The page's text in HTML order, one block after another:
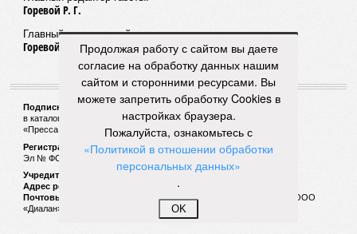
СЛУЧАЙНЫЕ СТАТЬИ
Угодили в яму
Сити-менеджер Чебоксар пристыдил строителей
Продолжая работу с сайтом вы даете
согласие на обработку данных нашим
сайтом и сторонними ресурсами. Вы
можете запретить обработку Cookies в
настройках браузера.
Пожалуйста, ознакомьтесь с
«Политикой в отношении обработки
персональных данных»
.
OK